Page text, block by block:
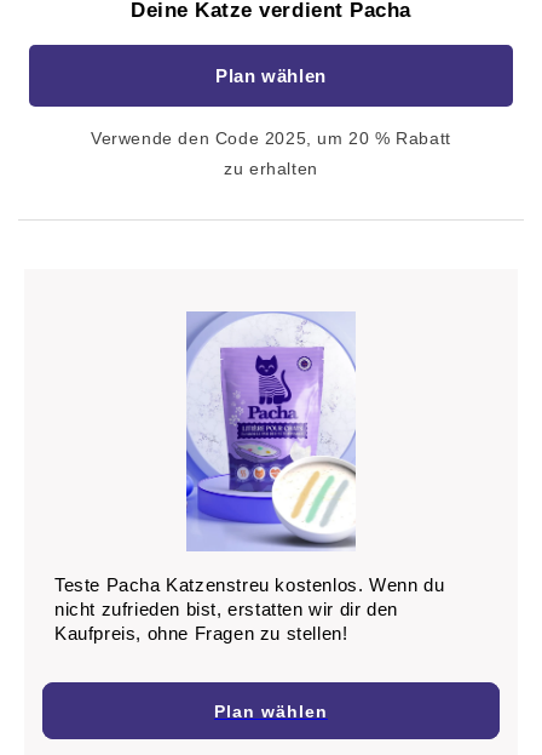
Deine Katze verdient Pacha
Plan wählen
Verwende den Code 2025, um 20 % Rabatt
zu erhalten
Teste Pacha Katzenstreu kostenlos. Wenn du
nicht zufrieden bist, erstatten wir dir den
Kaufpreis, ohne Fragen zu stellen!
Plan wählen